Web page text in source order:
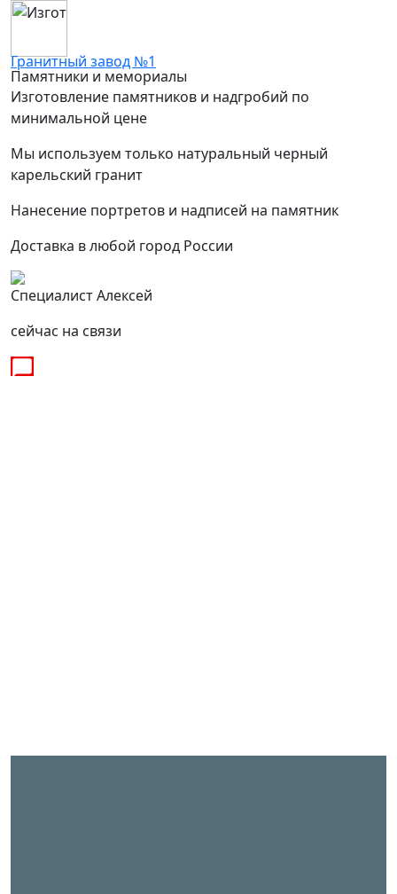
Гранитный завод №1
Памятники и мемориалы
Изготовление памятников и надгробий по
минимальной цене
Мы используем только натуральный черный
карельский гранит
Нанесение портретов и надписей на памятник
Доставка в любой город России
Специалист Алексей
сейчас на связи